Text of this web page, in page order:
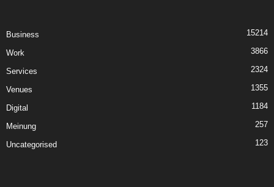
Business 15214
Work 3866
Services 2324
Venues 1355
Digital 1184
Meinung 257
Uncategorised 123